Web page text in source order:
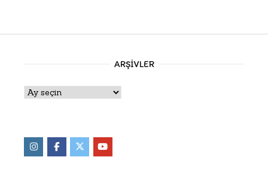
ARŞIVLER
Arşivler